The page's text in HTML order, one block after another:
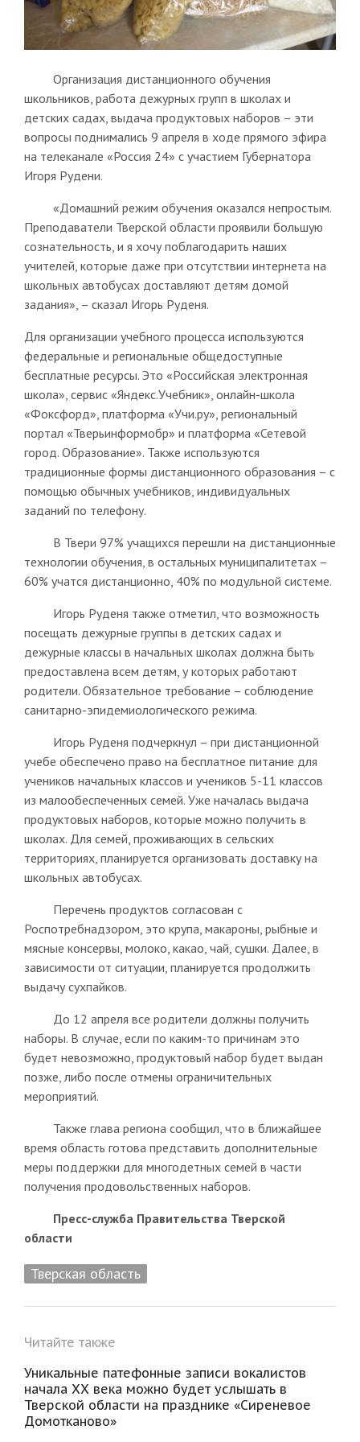
Организация дистанционного обучения
школьников, работа дежурных групп в школах и
детских садах, выдача продуктовых наборов – эти
вопросы поднимались 9 апреля в ходе прямого эфира
на телеканале «Россия 24» с участием Губернатора
Игоря Рудени.
«Домашний режим обучения оказался непростым.
Преподаватели Тверской области проявили большую
сознательность, и я хочу поблагодарить наших
учителей, которые даже при отсутствии интернета на
школьных автобусах доставляют детям домой
задания», – сказал Игорь Руденя.
Для организации учебного процесса используются
федеральные и региональные общедоступные
бесплатные ресурсы. Это «Российская электронная
школа», сервис «Яндекс.Учебник», онлайн-школа
«Фоксфорд», платформа «Учи.ру», региональный
портал «Тверьинформобр» и платформа «Сетевой
город. Образование». Также используются
традиционные формы дистанционного образования – с
помощью обычных учебников, индивидуальных
заданий по телефону.
В Твери 97% учащихся перешли на дистанционные
технологии обучения, в остальных муниципалитетах –
60% учатся дистанционно, 40% по модульной системе.
Игорь Руденя также отметил, что возможность
посещать дежурные группы в детских садах и
дежурные классы в начальных школах должна быть
предоставлена всем детям, у которых работают
родители. Обязательное требование – соблюдение
санитарно-эпидемиологического режима.
Игорь Руденя подчеркнул – при дистанционной
учебе обеспечено право на бесплатное питание для
учеников начальных классов и учеников 5-11 классов
из малообеспеченных семей. Уже началась выдача
продуктовых наборов, которые можно получить в
школах. Для семей, проживающих в сельских
территориях, планируется организовать доставку на
школьных автобусах.
Перечень продуктов согласован с
Роспотребнадзором, это крупа, макароны, рыбные и
мясные консервы, молоко, какао, чай, сушки. Далее, в
зависимости от ситуации, планируется продолжить
выдачу сухпайков.
До 12 апреля все родители должны получить
наборы. В случае, если по каким-то причинам это
будет невозможно, продуктовый набор будет выдан
позже, либо после отмены ограничительных
мероприятий.
Также глава региона сообщил, что в ближайшее
время область готова представить дополнительные
меры поддержки для многодетных семей в части
получения продовольственных наборов.
Пресс-служба Правительства Тверской
области
Тверская область
Читайте также
Уникальные патефонные записи вокалистов
начала XX века можно будет услышать в
Тверской области на празднике «Сиреневое
Домотканово»